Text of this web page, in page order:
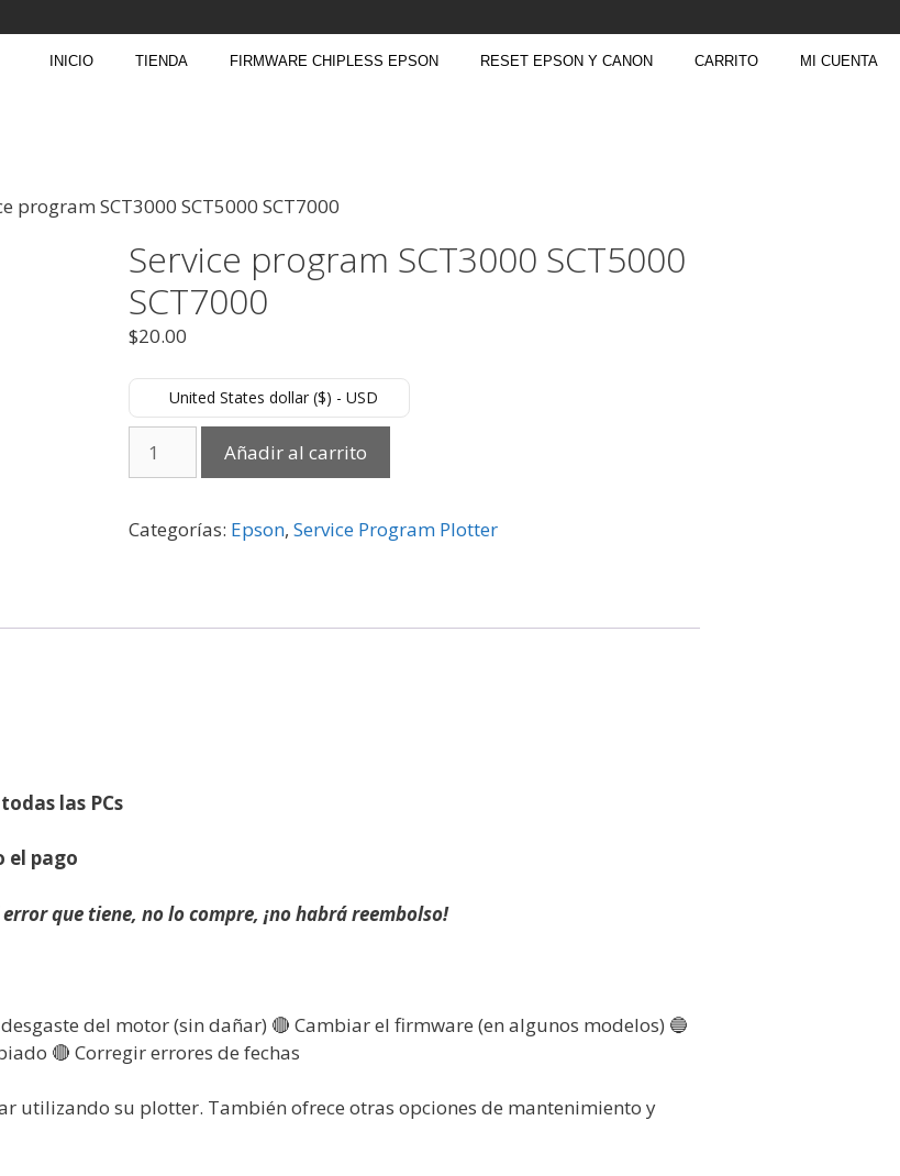
INICIO TIENDA FIRMWARE CHIPLESS EPSON RESET EPSON Y CANON CARRITO MI CUENTA
program SCT3000 SCT5000 SCT7000
Service program SCT3000 SCT5000
SCT7000
$20.00
United States dollar ($) - USD
Añadir al carrito
Categorías: Epson, Service Program Plotter
las PCs
el pago
que tiene, no lo compre, ¡no habrá reembolso!
del motor (sin dañar) 🔴 Cambiar el firmware (en algunos modelos) 🔵
🔴 Corregir errores de fechas
utilizando su plotter. También ofrece otras opciones de mantenimiento y